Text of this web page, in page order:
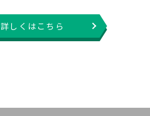
詳しくはこちら